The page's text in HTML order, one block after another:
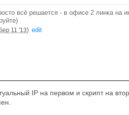
всё решается - в офисе 2 линка на
11 '13) edit
IP на первом и скрипт на